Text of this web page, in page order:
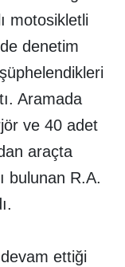
motosikletli
denetim
Aramada
ve 40 adet
araçta
bulunan R.A.
ettiği